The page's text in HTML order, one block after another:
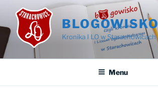
Przejdź
treści
BLOGOWISKO
Kronika I LO w Starachowicach
Menu